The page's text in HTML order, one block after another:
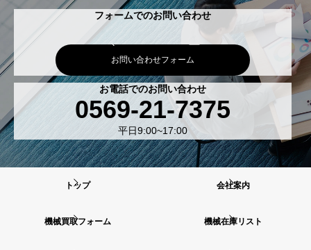
フォームでのお問い合わせ
お問い合わせフォーム
お電話でのお問い合わせ
0569-21-7375
平日9:00~17:00
トップ 会社案内
機械買取フォーム 機械在庫リスト